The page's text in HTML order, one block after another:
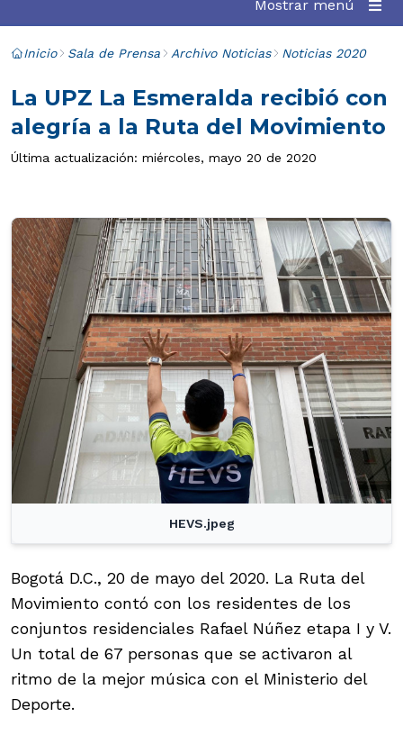
Mostrar menú
Inicio Sala de Prensa Archivo Noticias Noticias 2020
La UPZ La Esmeralda recibió con
alegría a la Ruta del Movimiento
Última actualización: miércoles, mayo 20 de 2020
HEVS.jpeg
Bogotá D.C., 20 de mayo del 2020. La Ruta del
Movimiento contó con los residentes de los
conjuntos residenciales Rafael Núñez etapa I y V.
Un total de 67 personas que se activaron al
ritmo de la mejor música con el Ministerio del
Deporte.